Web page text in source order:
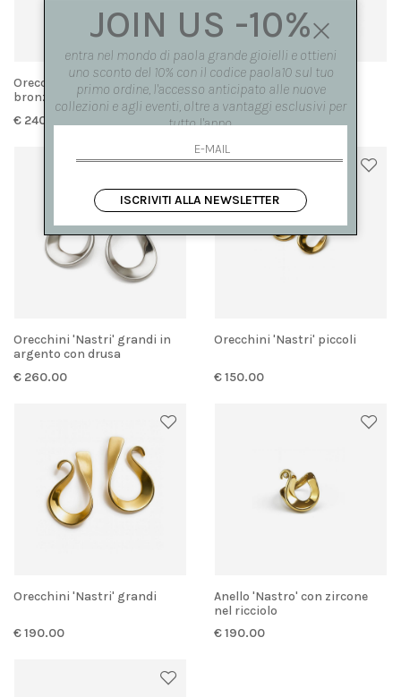
Orecchini 'Nastri' grandi in
bronzo con drusa
€ 240.00
Orecchini 'Nastri' grandi
€ 220.00
Orecchini 'Nastri' grandi in
argento con drusa
€ 260.00
Orecchini 'Nastri' piccoli
€ 150.00
Orecchini 'Nastri' grandi
€ 190.00
Anello 'Nastro' con zircone
nel ricciolo
€ 190.00
JOIN US -10%
entra nel mondo di paola grande gioielli e ottieni
uno sconto del 10% con il codice paola10 sul tuo
primo ordine, l'accesso anticipato alle nuove
collezioni e agli eventi, oltre a vantaggi esclusivi per
tutto l'anno.
ISCRIVITI ALLA NEWSLETTER